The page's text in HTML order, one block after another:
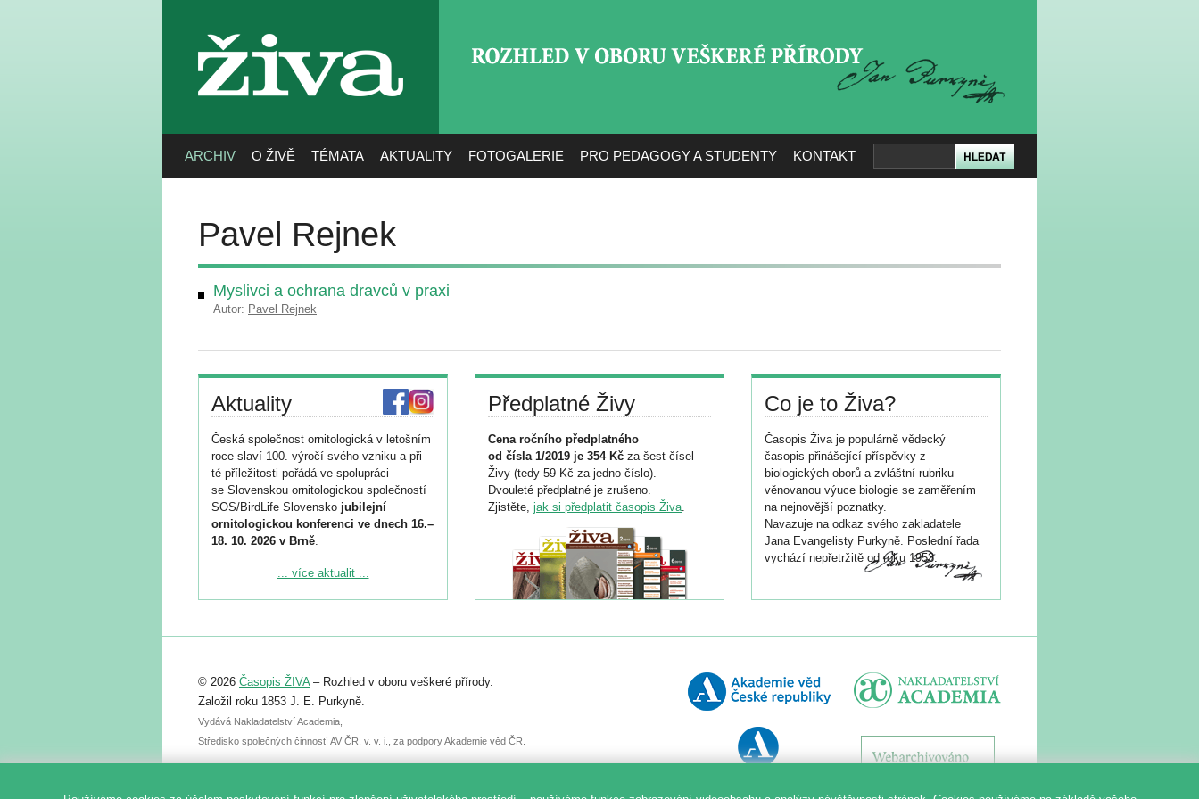
živa
ARCHIV O ŽIVĚ TÉMATA AKTUALITY FOTOGALERIE PRO PEDAGOGY A STUDENTY KONTAKT
Pavel Rejnek
Myslivci a ochrana dravců v praxi
Autor: Pavel Rejnek
Aktuality
Česká společnost ornitologická v letošním
roce slaví 100. výročí svého vzniku a při
té příležitosti pořádá ve spolupráci
se Slovenskou ornitologickou společností
SOS/BirdLife Slovensko jubilejní
ornitologickou konferenci ve dnech 16.–
18. 10. 2026 v Brně.
Podrobnější informace ke konferenci
Registrovat se můžete do 6. září.
abstraktu přihlášené přednášky nebo
posteru je už 30. června.
... více aktualit ...
Předplatné Živy
Cena ročního předplatného
od čísla 1/2019 je 354 Kč za šest čísel
Živy (tedy 59 Kč za jedno číslo).
Dvouleté předplatné je zrušeno.
Zjistěte, jak si předplatit časopis Živa.
Co je to Živa?
Časopis Živa je populárně vědecký
časopis přinášející příspěvky z
biologických oborů a zvláštní rubriku
věnovanou výuce biologie se zaměřením
na nejnovější poznatky.
Navazuje na odkaz svého zakladatele
Jana Evangelisty Purkyně. Poslední řada
vychází nepřetržitě od roku 1953.
© 2026 Časopis ŽIVA– Rozhled v oboru veškeré přírody.
Založil roku 1853 J. E. Purkyně.
Vydává Nakladatelství Academia,
Středisko společných činností AV ČR, v. v. i., za podpory Akademie věd ČR.